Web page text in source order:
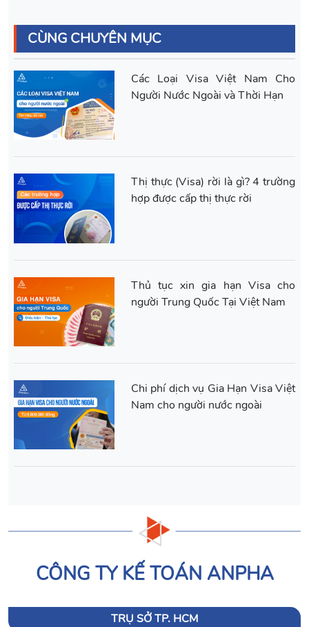
CÙNG CHUYÊN MỤC
Các Loại Visa Việt Nam Cho
Người Nước Ngoài và Thời Hạn
Thị thực (Visa) rời là gì? 4 trường
hợp được cấp thị thực rời
Thủ tục xin gia hạn Visa cho
người Trung Quốc Tại Việt Nam
Chi phí dịch vụ Gia Hạn Visa Việt
Nam cho người nước ngoài
CÔNG TY KẾ TOÁN ANPHA
TRỤ SỞ TP. HCM